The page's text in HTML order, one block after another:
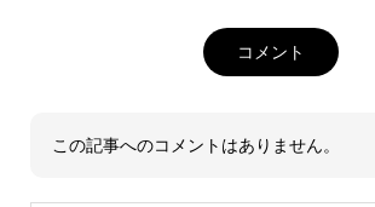
コメント
この記事へのコメントはありません。